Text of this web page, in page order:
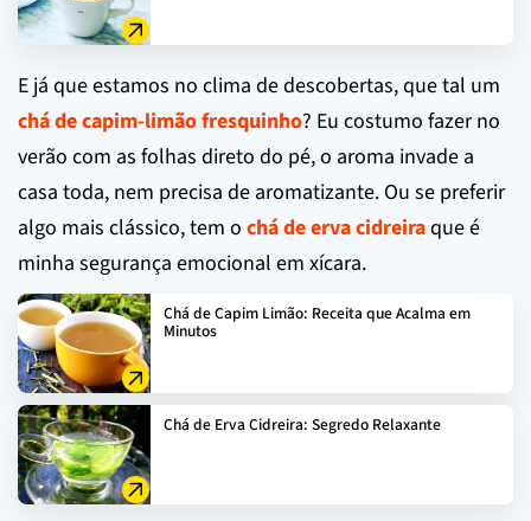
E já que estamos no clima de descobertas, que tal um
chá de capim-limão fresquinho? Eu costumo fazer no
verão com as folhas direto do pé, o aroma invade a
casa toda, nem precisa de aromatizante. Ou se preferir
algo mais clássico, tem o chá de erva cidreiraque é
minha segurança emocional em xícara.
Chá de Capim Limão: Receita que Acalma em
Minutos
Chá de Erva Cidreira: Segredo Relaxante